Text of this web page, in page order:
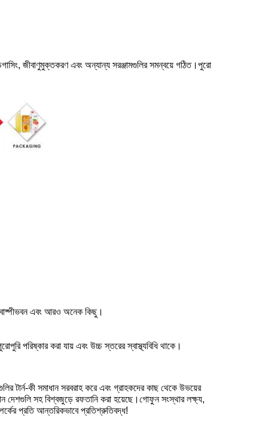
জীবাণুমুক্তকরণ এবং অন্যান্য সরঞ্জামগুলির সমন্বয়ে গঠিত।পুরো
এবং আরও অনেক কিছু।
পরিষ্কার করা যায় এবং উচ্চ স্তরের স্বাস্থ্যবিধি থাকে।
কী সমাধান সরবরাহ করে এবং গ্রাহকদের কাছ থেকে উভয়ের
দেশগুলি সহ বিশ্বজুড়ে রফতানি করা হয়েছে।গোফুন সংস্থার লক্ষ্য,
প্রতি আন্তরিকভাবে প্রতিশ্রুতিবদ্ধ!